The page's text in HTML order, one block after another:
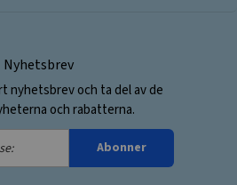
Nyhetsbrev
nyhetsbrev och ta del av de
och rabatterna.
Abonner